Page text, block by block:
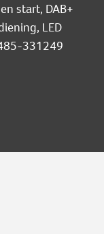
start, DAB+
LED
331249